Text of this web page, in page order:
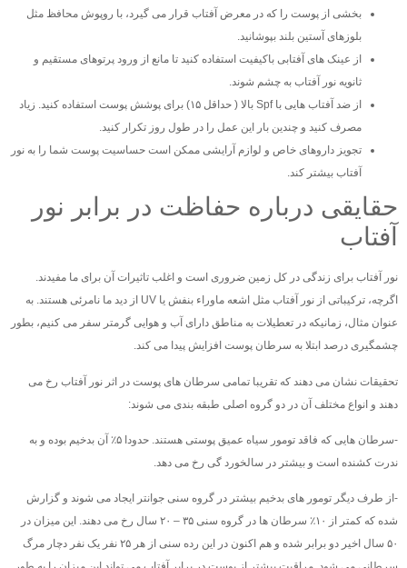
بخشی از پوست را که در معرض آفتاب قرار می گیرد، با روپوش محافظ مثل
بلوزهای آستین بلند بپوشانید.
از عینک های آفتابی باکیفیت استفاده کنید تا مانع از ورود پرتوهای مستقیم و
ثانویه نور آفتاب به چشم شوند.
از ضد آفتاب هایی با Spf بالا ( حداقل ۱۵) برای پوشش پوست استفاده کنید. زیاد
مصرف کنید و چندین بار این عمل را در طول روز تکرار کنید.
تجویز داروهای خاص و لوازم آرایشی ممکن است حساسیت پوست شما را به نور
آفتاب بیشتر کند.
حقایقی درباره حفاظت در برابر نور
آفتاب
نور آفتاب برای زندگی در کل زمین ضروری است و اغلب تاثیرات آن برای ما مفیدند.
اگرچه، ترکیباتی از نور آفتاب مثل اشعه ماوراء بنفش یا UV از دید ما نامرئی هستند. به
عنوان مثال، زمانیکه در تعطیلات به مناطق دارای آب و هوایی گرمتر سفر می کنیم، بطور
چشمگیری درصد ابتلا به سرطان پوست افزایش پیدا می کند.
تحقیقات نشان می دهند که تقریبا تمامی سرطان های پوست در اثر نور آفتاب رخ می
دهند و انواع مختلف آن در دو گروه اصلی طبقه بندی می شوند:
-سرطان هایی که فاقد تومور سیاه عمیق پوستی هستند. حدودا ۵٪ آن بدخیم بوده و به
ندرت کشنده است و بیشتر در سالخورد گی رخ می دهد.
-از طرف دیگر تومور های بدخیم بیشتر در گروه سنی جوانتر ایجاد می شوند و گزارش
شده که کمتر از ۱۰٪ سرطان ها در گروه سنی ۳۵ – ۲۰ سال رخ می دهند. این میزان در
۵۰ سال اخیر دو برابر شده و هم اکنون در این رده سنی از هر ۲۵ نفر یک نفر دچار مرگ